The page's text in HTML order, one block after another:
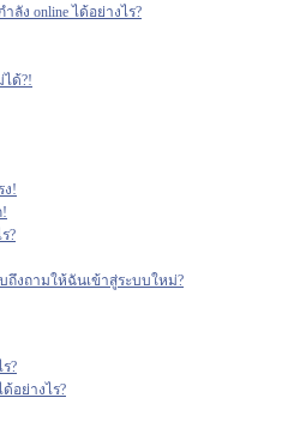
ง online ได้อย่างไร?
ด้?!
ง!
?
ถึงถามให้ฉันเข้าสู่ระบบใหม่?
?
อย่างไร?